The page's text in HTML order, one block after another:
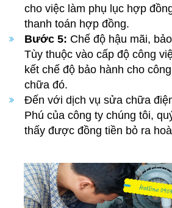
cho việc làm phụ lục hợp
thanh toán hợp đồng.
Bước 5: Chế độ hậu mãi,
Tùy thuộc vào cấp độ công
kết chế độ bảo hành cho
chữa đó.
Đến với dịch vụ sửa chữa
Phú của công ty chúng tôi,
thấy được đồng tiền bỏ ra